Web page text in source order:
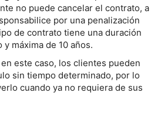
no puede cancelar el contrato, a
por una penalización
de contrato tiene una duración
y máxima de 10 años.
en este caso, los clientes pueden
sin tiempo determinado, por lo
cuando ya no requiera de sus